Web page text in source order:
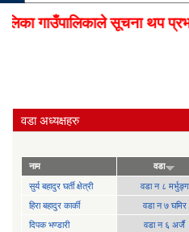
गाउँपालिकाले सूचना थप
वडा अध्यक्षहरु
नाम वडा
सुर्य बहादुर घर्ती क्षेत्री वडा न ८ मर्भुङ्ग
हिरा बहादुर कार्की
वडा न ७ घमिर
दिपक भण्डारी
वडा न ६ अर्जै